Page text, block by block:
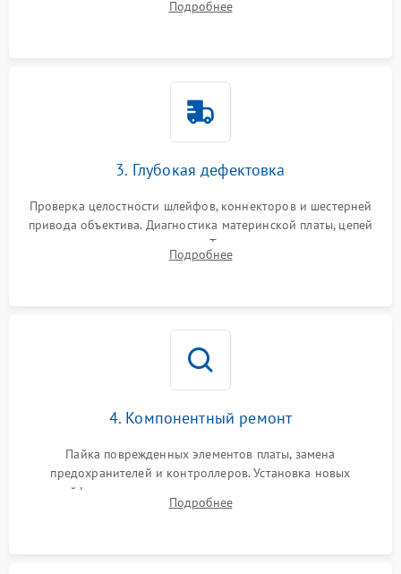
пыли, песка и следов влаги с помощью спецсредств.
Подробнее
3. Глубокая дефектовка
Проверка целостности шлейфов, коннекторов и шестерней
привода объектива. Диагностика материнской платы, цепей
питания и картоприемника. Тестирование механизма
затвора и блока внутрикамерной стабилизации.
Подробнее
4. Компонентный ремонт
Пайка поврежденных элементов платы, замена
предохранителей и контроллеров. Установка новых
шлейфов, дисплея, механизма затвора или двигателя
автофокуса. Восстановление геометрии тубуса объектива
Подробнее